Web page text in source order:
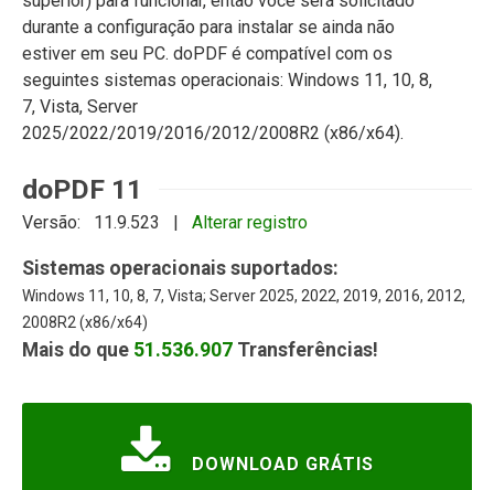
durante a configuração para instalar se ainda não
estiver em seu PC. doPDF é compatível com os
seguintes sistemas operacionais: Windows 11, 10, 8,
7, Vista, Server
2025/2022/2019/2016/2012/2008R2 (x86/x64).
doPDF 11
Versão: 11.9.523 | Alterar registro
Sistemas operacionais suportados:
Windows 11, 10, 8, 7, Vista; Server 2025, 2022, 2019, 2016, 2012,
2008R2 (x86/x64)
Mais do que 51.536.907 Transferências!
DOWNLOAD GRÁTIS